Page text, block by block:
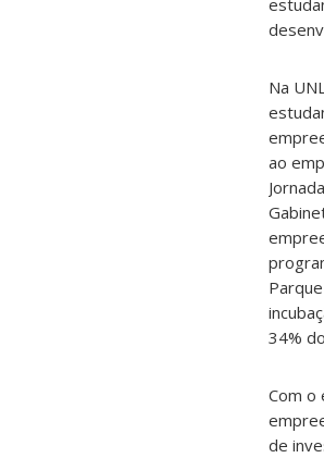
Na
ao
34%
Com o
de